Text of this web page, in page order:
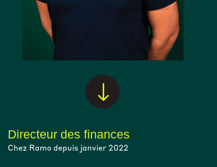
"
Directeur des finances
Chez Ramo depuis janvier 2022